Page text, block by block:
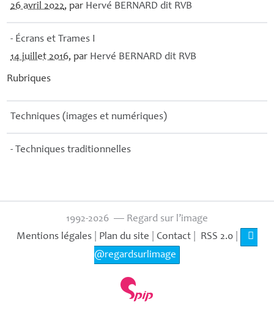
26 avril 2022, par Hervé BERNARD dit RVB
- Écrans et Trames I
14 juillet 2016, par Hervé BERNARD dit RVB
Rubriques
Techniques (images et numériques)
- Techniques traditionnelles
1992-2026 — Regard sur l’image
Mentions légales| Plan du site Contact RSS 2.0|
@regardsurlimage